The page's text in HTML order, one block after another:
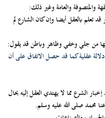
والمتصوفة والعامة وغير ذلك:
تعلم بالعقل أيضا وإن كان الشارع لم
من جلي وخفي وظاهر وباطن قد يقول:
عقلية كما قد حصل الاتفاق على أن
الشرع مما لا يهتدي العقل إليه بحال
محمد صلى الله عليه وسلم.